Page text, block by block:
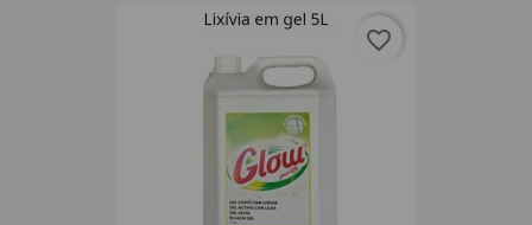
favorite_border